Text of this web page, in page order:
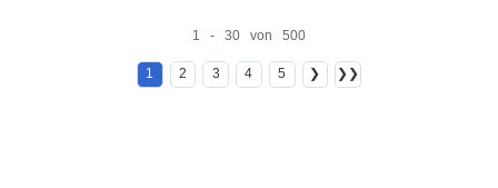
1 - 30 von 500
1 2 3 4 5 ❯ ❯❯